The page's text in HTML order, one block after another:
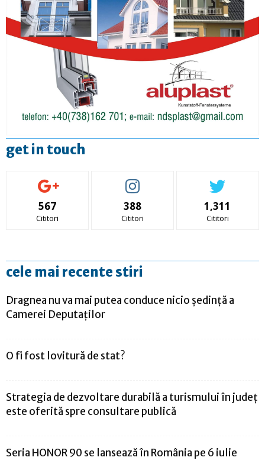
get in touch
567
Cititori
388
Cititori
1,311
Cititori
cele mai recente stiri
Dragnea nu va mai putea conduce nicio şedinţă a
Camerei Deputaţilor
O fi fost lovitură de stat?
Strategia de dezvoltare durabilă a turismului în județ
este oferită spre consultare publică
Seria HONOR 90 se lansează în România pe 6 iulie